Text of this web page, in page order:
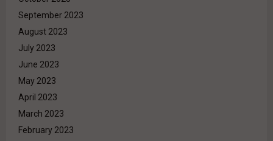
September 2023
August 2023
July 2023
June 2023
May 2023
April 2023
March 2023
February 2023